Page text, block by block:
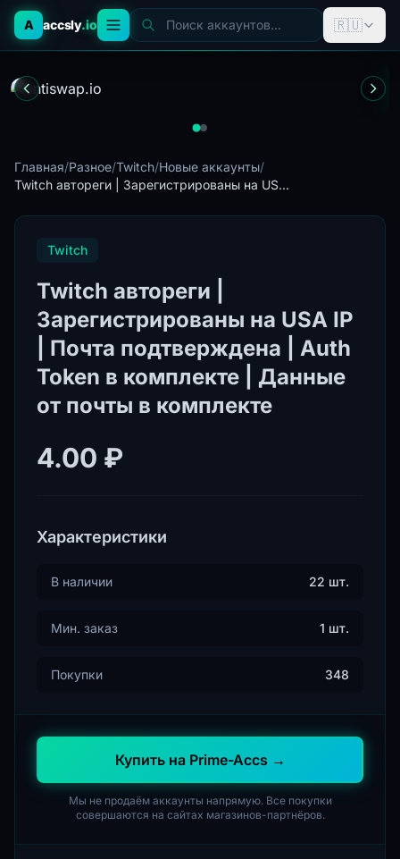
A accsly.io Поиск аккаунтов... 🇷🇺
Главная/Разное/Twitch/Новые аккаунты/
Twitch автореги | Зарегистрированы на US...
Twitch
Twitch автореги |
Зарегистрированы на USA IP
| Почта подтверждена | Auth
Token в комплекте | Данные
от почты в комплекте
4.00 ₽
Характеристики
В наличии 22 шт.
Мин. заказ 1 шт.
Покупки 348
Купить на Prime-Accs →
Мы не продаём аккаунты напрямую. Все покупки
совершаются на сайтах магазинов-партнёров.